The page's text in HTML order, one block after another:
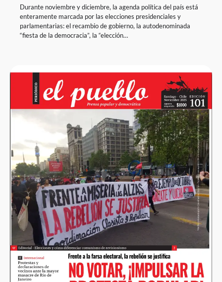
Durante noviembre y diciembre, la agenda política del país está
enteramente marcada por las elecciones presidenciales y
parlamentarias: el recambio de gobierno, la autodenominada
“fiesta de la democracia”, la “elección…